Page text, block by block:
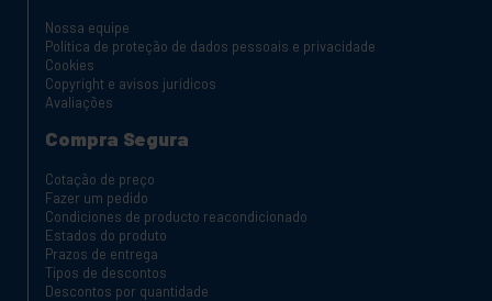
Nossa equipe
Política de proteção de dados pessoais e privacidade
Cookies
Copyright e avisos jurídicos
Avaliações
Compra Segura
Cotação de preço
Fazer um pedido
Condiciones de producto reacondicionado
Estados do produto
Prazos de entrega
Tipos de descontos
Descontos por quantidade